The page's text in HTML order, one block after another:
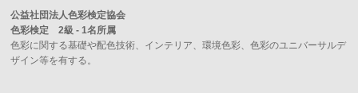
公益社団法人色彩検定協会
色彩検定 2級 - 1名所属
色彩に関する基礎や配色技術、インテリア、環境色彩、色彩のユニバーサルデ
ザイン等を有する。